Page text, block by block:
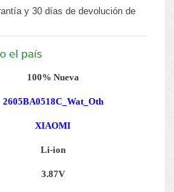
y 30 días de devolución de
100% Nueva
2605BA0518C_Wat_Oth
XIAOMI
Li-ion
3.87V